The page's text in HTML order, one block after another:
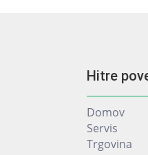
Hitre
Domov
Servis
Trgovina